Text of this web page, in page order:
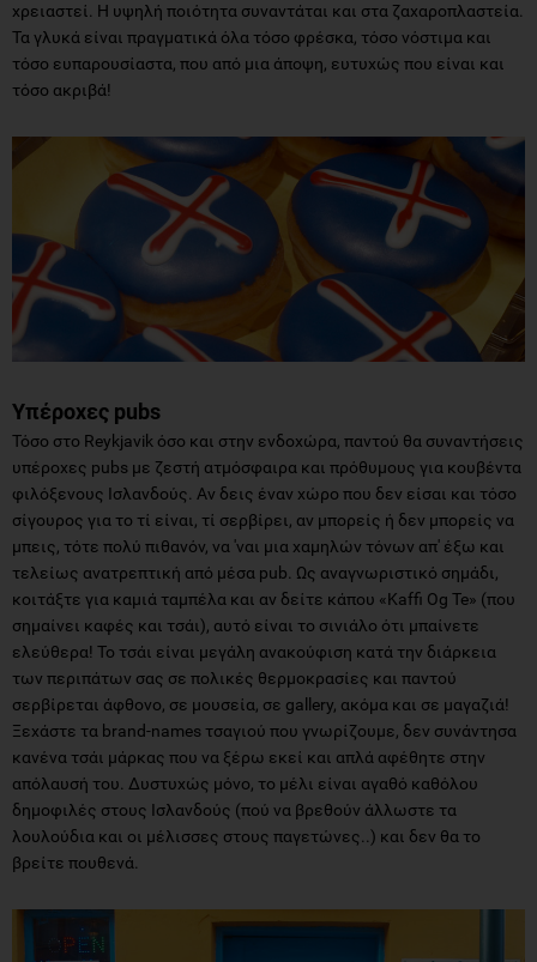
χρειαστεί. Η υψηλή ποιότητα συναντάται και στα ζαχαροπλαστεία.
Τα γλυκά είναι πραγματικά όλα τόσο φρέσκα, τόσο νόστιμα και
τόσο ευπαρουσίαστα, που από μια άποψη, ευτυχώς που είναι και
τόσο ακριβά!
Υπέροχες pubs
Τόσο στο Reykjavik όσο και στην ενδοχώρα, παντού θα συναντήσεις
υπέροχες pubs με ζεστή ατμόσφαιρα και πρόθυμους για κουβέντα
φιλόξενους Ισλανδούς. Αν δεις έναν χώρο που δεν είσαι και τόσο
σίγουρος για το τί είναι, τί σερβίρει, αν μπορείς ή δεν μπορείς να
μπεις, τότε πολύ πιθανόν, να 'ναι μια χαμηλών τόνων απ' έξω και
τελείως ανατρεπτική από μέσα pub. Ως αναγνωριστικό σημάδι,
κοιτάξτε για καμιά ταμπέλα και αν δείτε κάπου «Kaffi Og Te» (που
σημαίνει καφές και τσάι), αυτό είναι το σινιάλο ότι μπαίνετε
ελεύθερα! Το τσάι είναι μεγάλη ανακούφιση κατά την διάρκεια
των περιπάτων σας σε πολικές θερμοκρασίες και παντού
σερβίρεται άφθονο, σε μουσεία, σε gallery, ακόμα και σε μαγαζιά!
Ξεχάστε τα brand-names τσαγιού που γνωρίζουμε, δεν συνάντησα
κανένα τσάι μάρκας που να ξέρω εκεί και απλά αφέθητε στην
απόλαυσή του. Δυστυχώς μόνο, το μέλι είναι αγαθό καθόλου
δημοφιλές στους Ισλανδούς (πού να βρεθούν άλλωστε τα
λουλούδια και οι μέλισσες στους παγετώνες..) και δεν θα το
βρείτε πουθενά.